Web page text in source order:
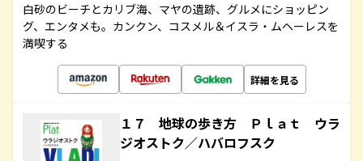
白砂のビーチとカリブ海、マヤの遺跡、グルメにショッピン
グ、エンタメも。カンクン、コスメル＆イスラ・ムヘーレスを
満喫する
詳細を見る
１７ 地球の歩き方 Ｐｌａｔ ウラ
ジオストク／ハバロフスク